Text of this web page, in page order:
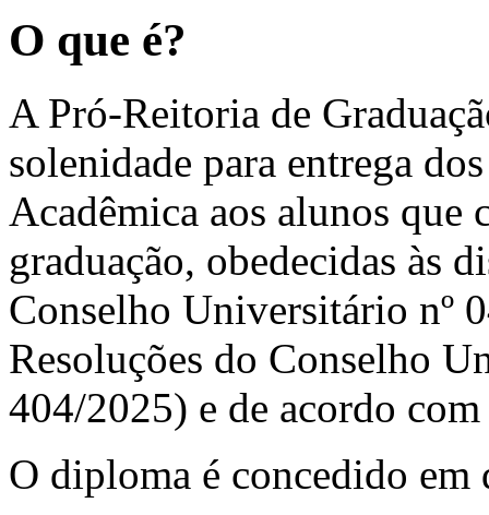
O que é?
A Pró-Reitoria de
solenidade para entrega
Acadêmica aos alunos que
graduação, obedecidas às
Conselho Universitário nº
Resoluções do Conselho
404/2025) e de acordo
O diploma é concedido em